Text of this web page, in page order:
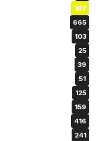
107
665
103
25
39
51
125
159
416
241